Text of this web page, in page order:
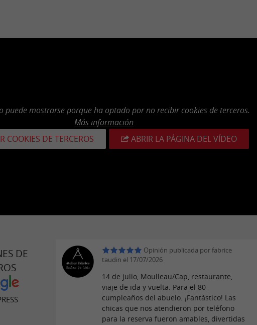
puede mostrarse porque ha optado por no recibir cookies de terceros.
Más información
COOKIES DE TERCEROS
ABRIR LA PÁGINA DEL VÍDEO
DE
Opinión publicada por fabrice
taudin el 17/07/2026
14 de julio, Moulleau/Cap, restaurante,
viaje de ida y vuelta. Para el 80
cumpleaños del abuelo. ¡Fantástico! Las
chicas que nos atendieron por teléfono
para la reserva fueron amables, divertidas